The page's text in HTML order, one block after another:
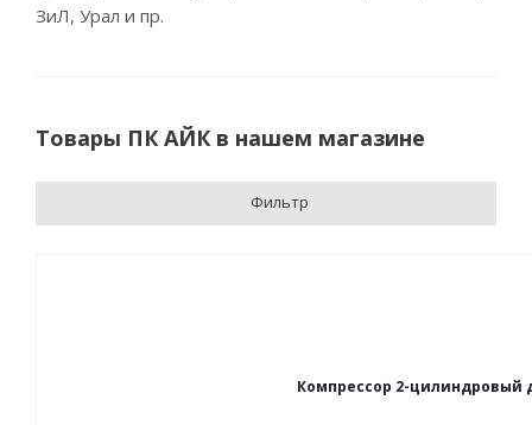
ЗиЛ, Урал и пр.
Товары ПК АЙК в нашем магазине
Фильтр
Компрессор 2-цилиндровый